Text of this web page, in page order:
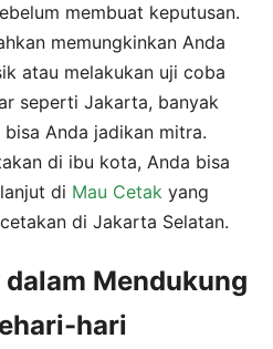
membuat keputusan.
memungkinkan Anda
atau melakukan uji coba
seperti Jakarta, banyak
Anda jadikan mitra.
di ibu kota, Anda bisa
di Mau Cetak yang
di Jakarta Selatan.
Mendukung
hari